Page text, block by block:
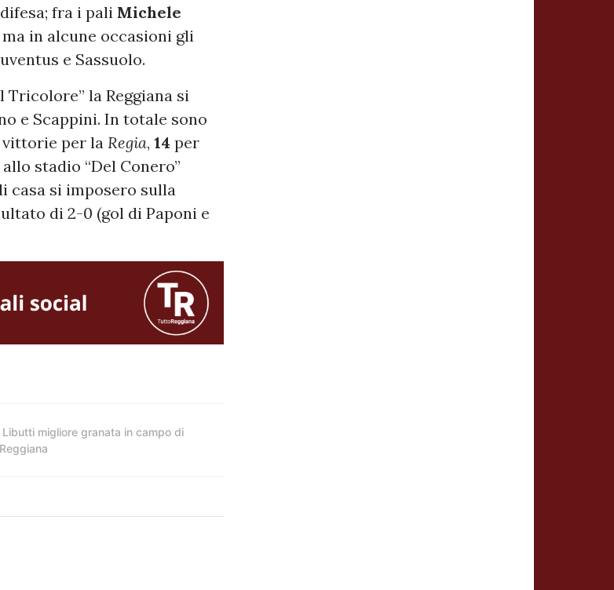
fra i pali Michele
in alcune occasioni gli
e Sassuolo.
Tricolore” la Reggiana si
e Scappini. In totale sono
vittorie per la Regia, 14 per
stadio “Del Conero”
casa si imposero sulla
di 2-0 (gol di Paponi e
Libutti migliore granata in campo di